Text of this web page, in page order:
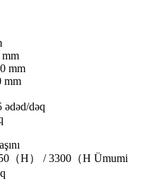
mm
mm
mm
ədəd/dəq
（H） / 3300（H Ümumi